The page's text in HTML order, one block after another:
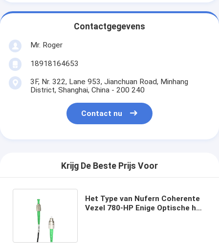
Contactgegevens
Mr. Roger
18918164653
3F, Nr. 322, Lane 953, Jianchuan Road, Minhang
District, Shanghai, China - 200 240
Contact nu
Krijg De Beste Prijs Voor
Het Type van Nufern Coherente
Vezel 780-HP Enige Optische het